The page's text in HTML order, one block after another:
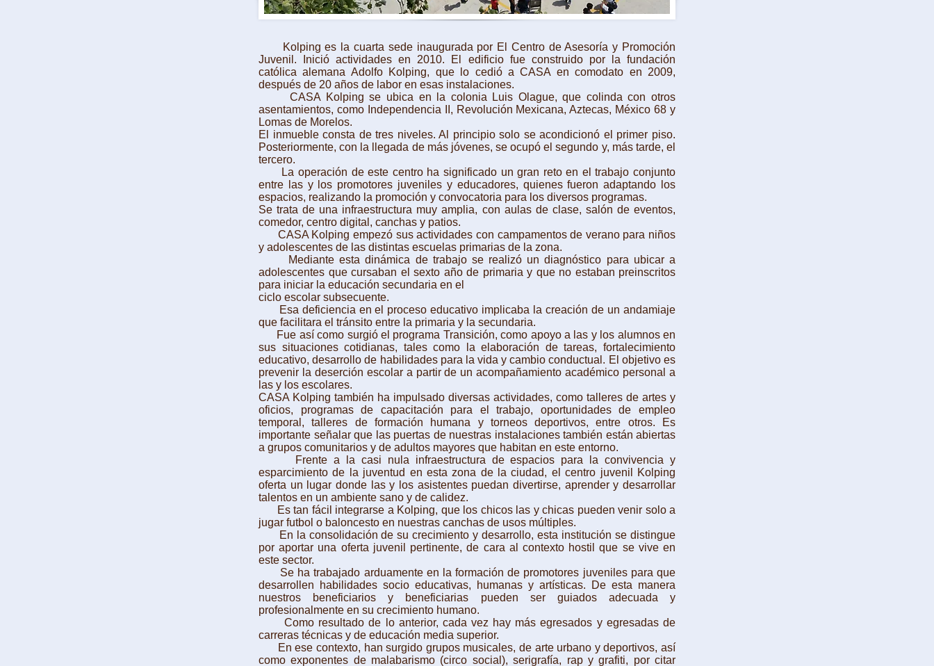
Kolping es la cuarta sede inaugurada por El Centro de Asesoría y Promoción
Juvenil. Inició actividades en 2010. El edificio fue construido por la fundación
católica alemana Adolfo Kolping, que lo cedió a CASA en comodato en 2009,
después de 20 años de labor en esas instalaciones.
CASA Kolping se ubica en la colonia Luis Olague, que colinda con otros
asentamientos, como Independencia II, Revolución Mexicana, Aztecas, México 68 y
Lomas de Morelos.
El inmueble consta de tres niveles. Al principio solo se acondicionó el primer piso.
Posteriormente, con la llegada de más jóvenes, se ocupó el segundo y, más tarde, el
tercero.
La operación de este centro ha significado un gran reto en el trabajo conjunto
entre las y los promotores juveniles y educadores, quienes fueron adaptando los
espacios, realizando la promoción y convocatoria para los diversos programas.
Se trata de una infraestructura muy amplia, con aulas de clase, salón de eventos,
comedor, centro digital, canchas y patios.
CASA Kolping empezó sus actividades con campamentos de verano para niños
y adolescentes de las distintas escuelas primarias de la zona.
Mediante esta dinámica de trabajo se realizó un diagnóstico para ubicar a
adolescentes que cursaban el sexto año de primaria y que no estaban preinscritos
para iniciar la educación secundaria en el
ciclo escolar subsecuente.
Esa deficiencia en el proceso educativo implicaba la creación de un andamiaje
que facilitara el tránsito entre la primaria y la secundaria.
Fue así como surgió el programa Transición, como apoyo a las y los alumnos en
sus situaciones cotidianas, tales como la elaboración de tareas, fortalecimiento
educativo, desarrollo de habilidades para la vida y cambio conductual. El objetivo es
prevenir la deserción escolar a partir de un acompañamiento académico personal a
las y los escolares.
CASA Kolping también ha impulsado diversas actividades, como talleres de artes y
oficios, programas de capacitación para el trabajo, oportunidades de empleo
temporal, talleres de formación humana y torneos deportivos, entre otros. Es
importante señalar que las puertas de nuestras instalaciones también están abiertas
a grupos comunitarios y de adultos mayores que habitan en este entorno.
Frente a la casi nula infraestructura de espacios para la convivencia y
esparcimiento de la juventud en esta zona de la ciudad, el centro juvenil Kolping
oferta un lugar donde las y los asistentes puedan divertirse, aprender y desarrollar
talentos en un ambiente sano y de calidez.
Es tan fácil integrarse a Kolping, que los chicos las y chicas pueden venir solo a
jugar futbol o baloncesto en nuestras canchas de usos múltiples.
En la consolidación de su crecimiento y desarrollo, esta institución se distingue
por aportar una oferta juvenil pertinente, de cara al contexto hostil que se vive en
este sector.
Se ha trabajado arduamente en la formación de promotores juveniles para que
desarrollen habilidades socio educativas, humanas y artísticas. De esta manera
nuestros beneficiarios y beneficiarias pueden ser guiados adecuada y
profesionalmente en su crecimiento humano.
Como resultado de lo anterior, cada vez hay más egresados y egresadas de
carreras técnicas y de educación media superior.
En ese contexto, han surgido grupos musicales, de arte urbano y deportivos, así
como exponentes de malabarismo (circo social), serigrafía, rap y grafiti, por citar